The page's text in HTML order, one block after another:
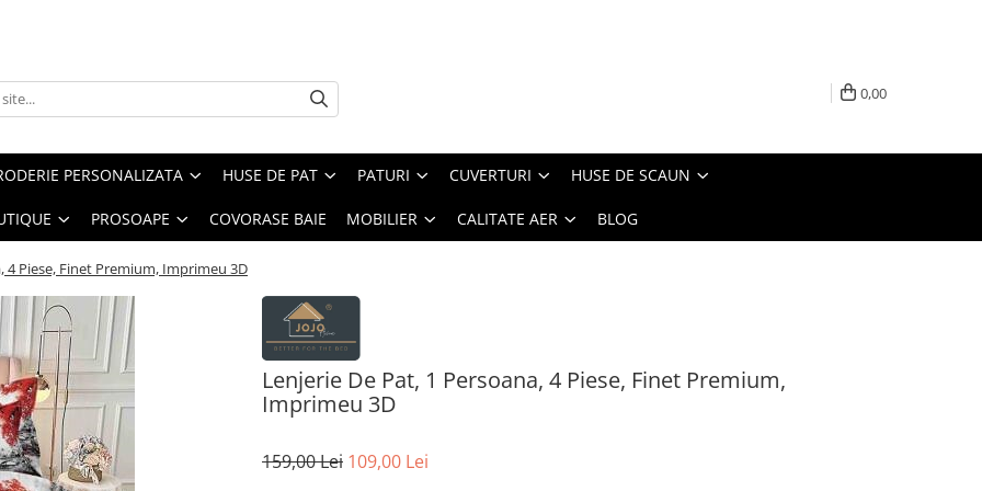
0,00
PERSONALIZATA HUSE DE PAT PATURI CUVERTURI HUSE DE SCAUN
PROSOAPE COVORASE BAIE MOBILIER CALITATE AER BLOG
4 Piese, Finet Premium, Imprimeu 3D
Lenjerie De Pat, 1 Persoana, 4 Piese, Finet Premium,
Imprimeu 3D
159,00 Lei 109,00 Lei